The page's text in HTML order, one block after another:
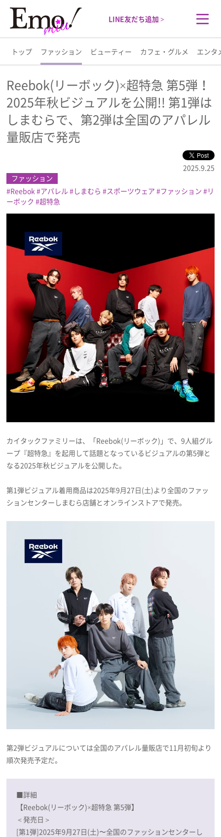
LINE友だち追加 >
トップ ファッション ビューティー カフェ・グルメ エンタ
トップ
ファッション
ビューティー
エンタメ
ライフスタイル
プレゼント
インタビュー
フィルム
Emoメン
ランキング
プライバシーポリシー
利用規約
お問い合わせ
Reebok(リーボック)×超特急 第5弾！
2025年秋ビジュアルを公開!! 第1弾は
しまむらで、第2弾は全国のアパレル
量販店で発売
2025.9.25
ファッション
Reebok
アパレル しまむら スポーツウェア ファッション
リ
ーボック
超特急
カイタックファミリーは、「Reebok(リーボック)」で、9人組グル
ープ『超特急』を起用して話題となっているビジュアルの第5弾と
なる2025年秋ビジュアルを公開した。
第1弾ビジュアル着用商品は2025年9月27日(土)より全国のファッ
ションセンターしまむら店舗とオンラインストアで発売。
第2弾ビジュアルについては全国のアパレル量販店で11月初旬より
順次発売予定だ。
■詳細
【Reebok(リーボック)×超特急 第5弾】
＜発売日＞
[第1弾]2025年9月27日(土)〜全国のファッションセンターし